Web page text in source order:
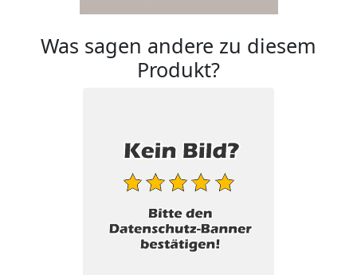
Was sagen andere zu diesem
Produkt?